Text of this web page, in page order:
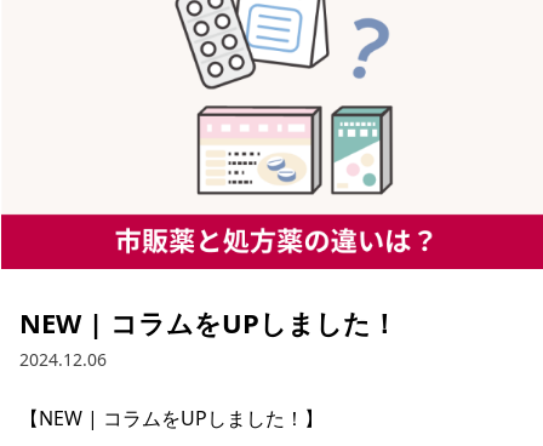
NEW | コラムをUPしました！
2024.12.06
【NEW | コラムをUPしました！】